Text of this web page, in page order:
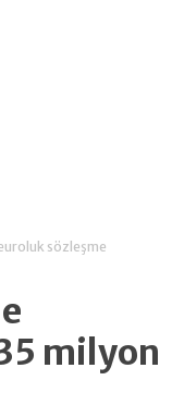
sözleşme
milyon